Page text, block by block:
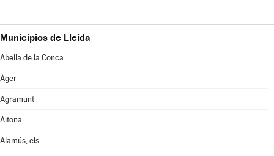
Municipios de Lleida
Abella de la Conca
Àger
Agramunt
Aitona
Alamús, els